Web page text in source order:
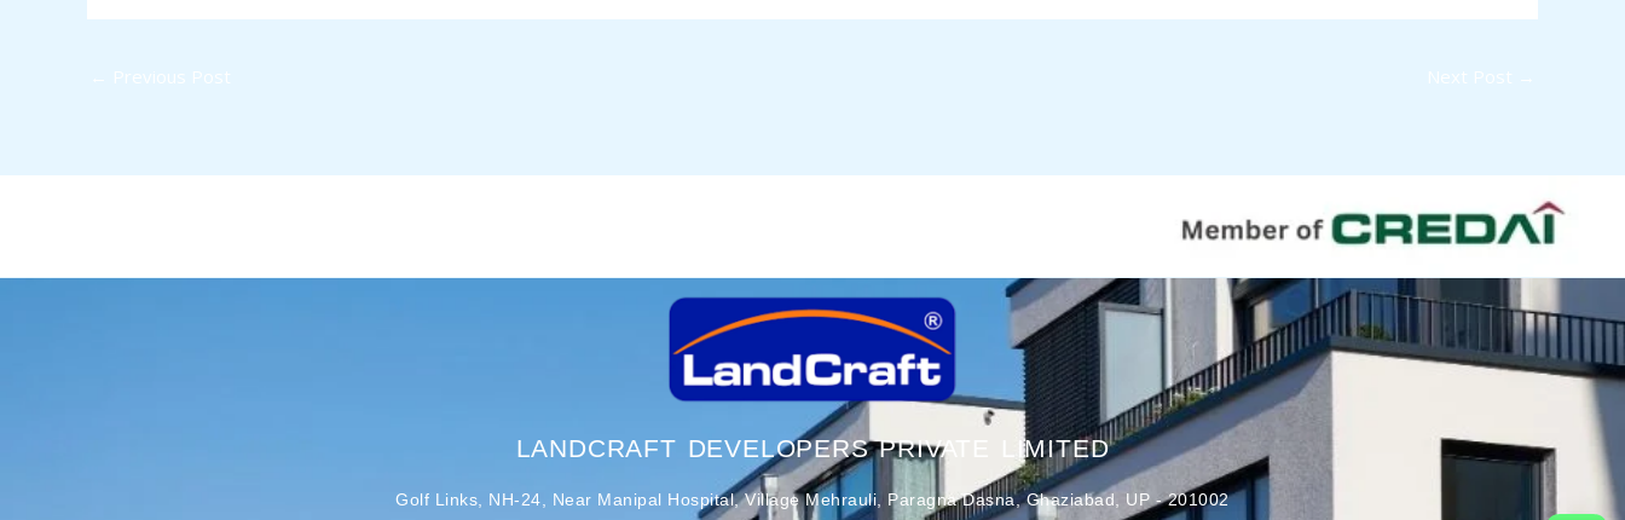
← Previous Post Next Post →
LANDCRAFT DEVELOPERS PRIVATE LIMITED
Golf Links, NH-24, Near Manipal Hospital, Village Mehrauli, Paragna Dasna, Ghaziabad, UP - 201002